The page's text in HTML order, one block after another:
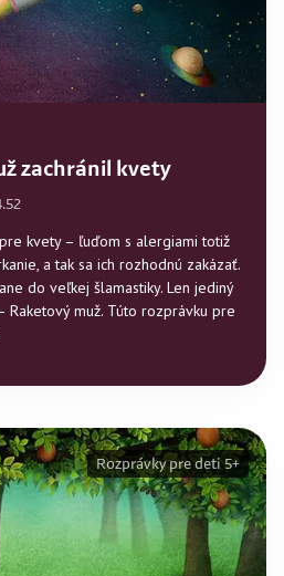
zachránil kvety
kvety – ľuďom s alergiami totiž
a tak sa ich rozhodnú zakázať.
do veľkej šlamastiky. Len jediný
muž. Túto rozprávku pre
Rozprávky pre deti 5+